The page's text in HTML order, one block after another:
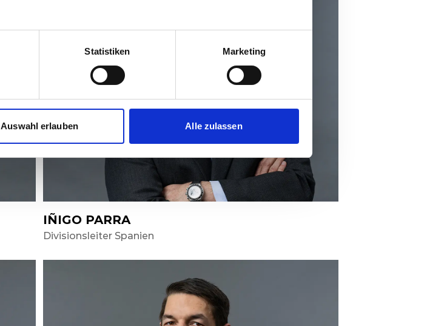
Statistiken Marketing
Auswahl erlauben Alle zulassen
IÑIGO PARRA
Divisionsleiter Spanien